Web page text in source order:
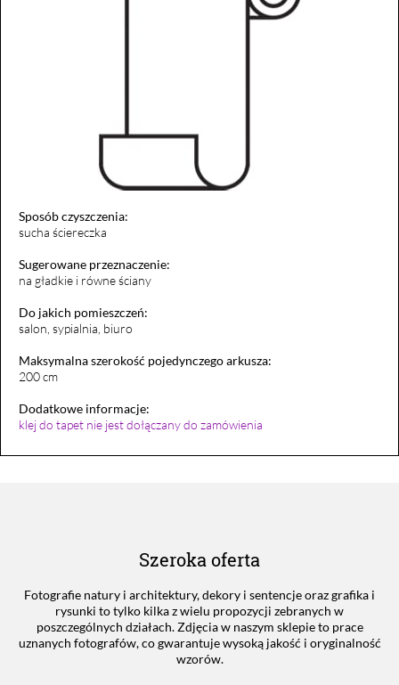
Sposób czyszczenia:
sucha ściereczka
Sugerowane przeznaczenie:
na gładkie i równe ściany
Do jakich pomieszczeń:
salon, sypialnia, biuro
Maksymalna szerokość pojedynczego arkusza:
200 cm
Dodatkowe informacje:
klej do tapet nie jest dołączany do zamówienia
Szeroka oferta
Fotografie natury i architektury, dekory i sentencje oraz grafika i
rysunki to tylko kilka z wielu propozycji zebranych w
poszczególnych działach. Zdjęcia w naszym sklepie to prace
uznanych fotografów, co gwarantuje wysoką jakość i oryginalność
wzorów.